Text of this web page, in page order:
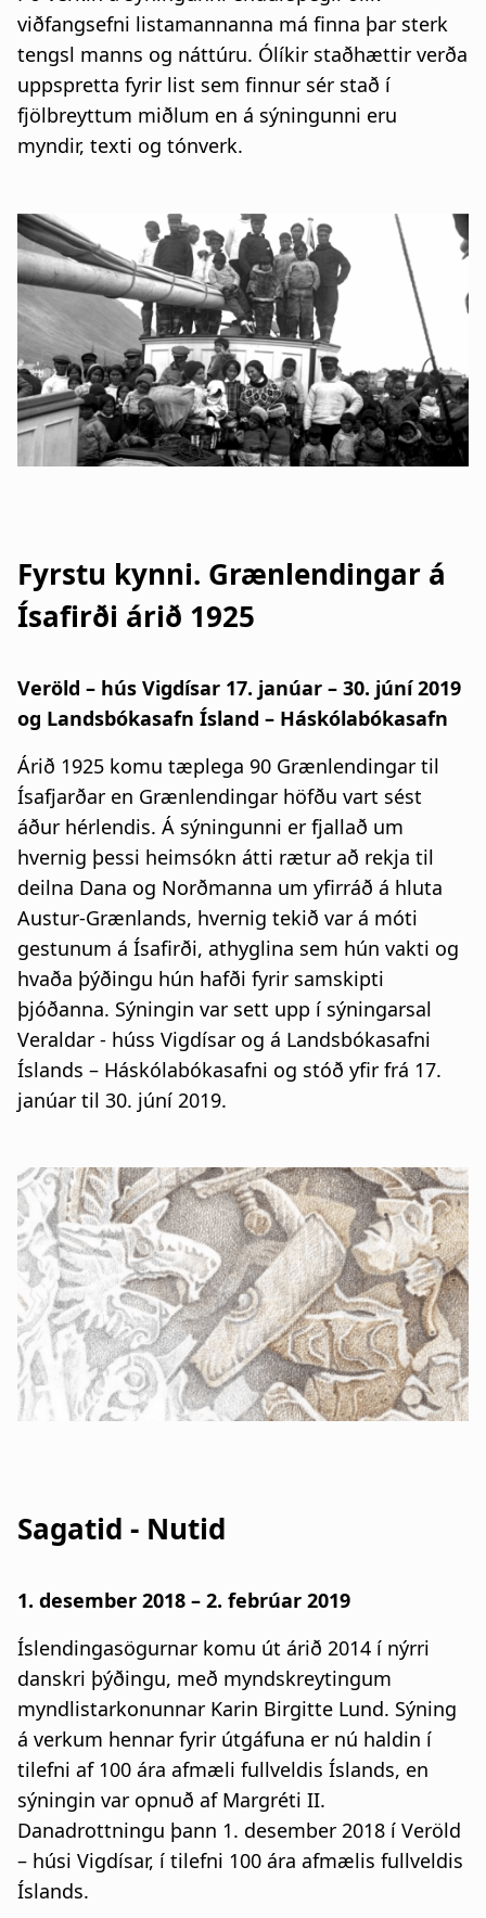
viðfangsefni listamannanna má finna þar sterk
tengsl manns og náttúru. Ólíkir staðhættir verða
uppspretta fyrir list sem finnur sér stað í
fjölbreyttum miðlum en á sýningunni eru
myndir, texti og tónverk.
Fyrstu kynni. Grænlendingar á
Ísafirði árið 1925
Veröld – hús Vigdísar 17. janúar – 30. júní 2019
og Landsbókasafn Ísland – Háskólabókasafn
Árið 1925 komu tæplega 90 Grænlendingar til
Ísafjarðar en Grænlendingar höfðu vart sést
áður hérlendis. Á sýningunni er fjallað um
hvernig þessi heimsókn átti rætur að rekja til
deilna Dana og Norðmanna um yfirráð á hluta
Austur-Grænlands, hvernig tekið var á móti
gestunum á Ísafirði, athyglina sem hún vakti og
hvaða þýðingu hún hafði fyrir samskipti
þjóðanna. Sýningin var sett upp í sýningarsal
Veraldar - húss Vigdísar og á Landsbókasafni
Íslands – Háskólabókasafni og stóð yfir frá 17.
janúar til 30. júní 2019.
Sagatid - Nutid
1. desember 2018 – 2. febrúar 2019
Íslendingasögurnar komu út árið 2014 í nýrri
danskri þýðingu, með myndskreytingum
myndlistarkonunnar Karin Birgitte Lund. Sýning
á verkum hennar fyrir útgáfuna er nú haldin í
tilefni af 100 ára afmæli fullveldis Íslands, en
sýningin var opnuð af Margréti II.
Danadrottningu þann 1. desember 2018 í Veröld
– húsi Vigdísar, í tilefni 100 ára afmælis fullveldis
Íslands.